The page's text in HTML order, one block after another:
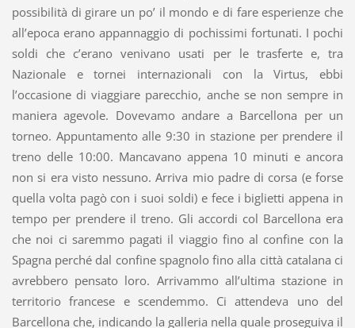
possibilità di girare un po’ il mondo e di fare esperienze che
all’epoca erano appannaggio di pochissimi fortunati. I pochi
soldi che c’erano venivano usati per le trasferte e, tra
Nazionale e tornei internazionali con la Virtus, ebbi
l’occasione di viaggiare parecchio, anche se non sempre in
maniera agevole. Dovevamo andare a Barcellona per un
torneo. Appuntamento alle 9:30 in stazione per prendere il
treno delle 10:00. Mancavano appena 10 minuti e ancora
non si era visto nessuno. Arriva mio padre di corsa (e forse
quella volta pagò con i suoi soldi) e fece i biglietti appena in
tempo per prendere il treno. Gli accordi col Barcellona era
che noi ci saremmo pagati il viaggio fino al confine con la
Spagna perché dal confine spagnolo fino alla città catalana ci
avrebbero pensato loro. Arrivammo all’ultima stazione in
territorio francese e scendemmo. Ci attendeva uno del
Barcellona che, indicando la galleria nella quale proseguiva il